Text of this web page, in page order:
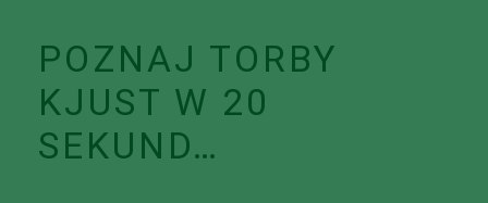
POZNAJ TORBY
KJUST W 20
SEKUND…